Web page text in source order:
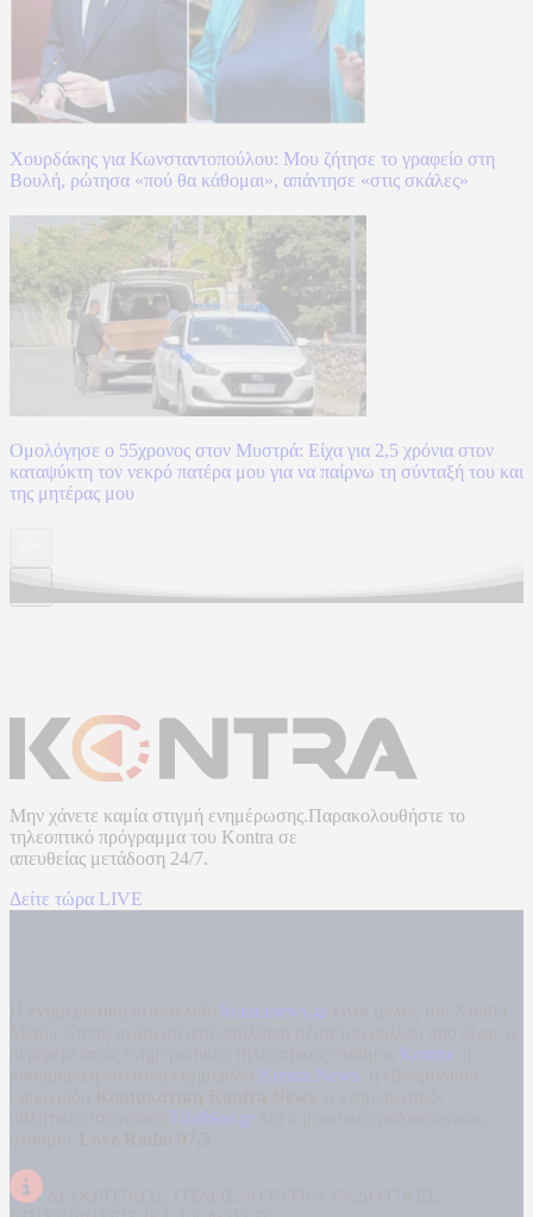
Χουρδάκης για Κωνσταντοπούλου: Μου ζήτησε το γραφείο στη
Βουλή, ρώτησα «πού θα κάθομαι», απάντησε «στις σκάλες»
Ομολόγησε ο 55χρονος στον Μυστρά: Είχα για 2,5 χρόνια στον
καταψύκτη τον νεκρό πατέρα μου για να παίρνω τη σύνταξή του και
της μητέρας μου
Μην χάνετε καμία στιγμή ενημέρωσης.Παρακολουθήστε το
τηλεοπτικό πρόγραμμα του Kontra σε
απευθείας μετάδοση 24/7.
Δείτε τώρα LIVE
kontranews.gr
Kontra
Kontra News
Filathlos.gr